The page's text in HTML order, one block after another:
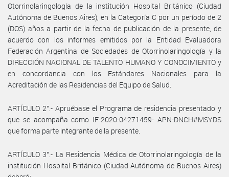
Otorrinolaringología de la institución Hospital Británico (Ciudad
Autónoma de Buenos Aires), en la Categoría C por un período de 2
(DOS) años a partir de la fecha de publicación de la presente, de
acuerdo con los informes emitidos por la Entidad Evaluadora
Federación Argentina de Sociedades de Otorrinolaringología y la
DIRECCIÓN NACIONAL DE TALENTO HUMANO Y CONOCIMIENTO y
en concordancia con los Estándares Nacionales para la
Acreditación de las Residencias del Equipo de Salud.
ARTÍCULO 2°.- Apruébase el Programa de residencia presentado y
que se acompaña como IF-2020-04271459- APN-DNCH#MSYDS
que forma parte integrante de la presente.
ARTÍCULO 3°.- La Residencia Médica de Otorrinolaringología de la
institución Hospital Británico (Ciudad Autónoma de Buenos Aires)